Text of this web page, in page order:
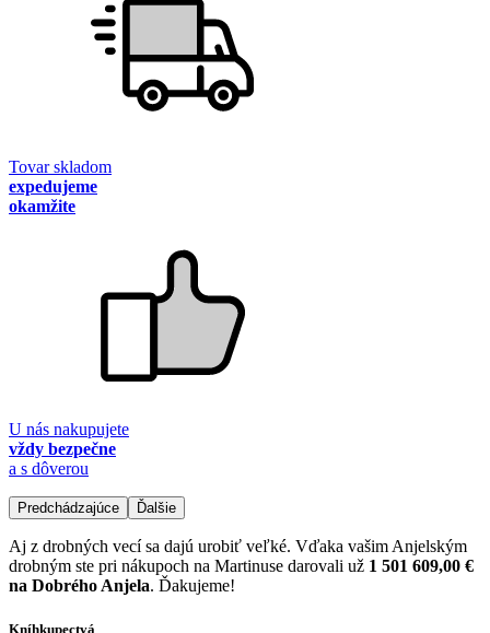
Tovar skladom
expedujeme
okamžite
U nás nakupujete
vždy bezpečne
a s dôverou
Predchádzajúce Ďalšie
Aj z drobných vecí sa dajú urobiť veľké. Vďaka vašim Anjelským
drobným ste pri nákupoch na Martinuse darovali už 1 501 609,00 €
na Dobrého Anjela. Ďakujeme!
Kníhkupectvá